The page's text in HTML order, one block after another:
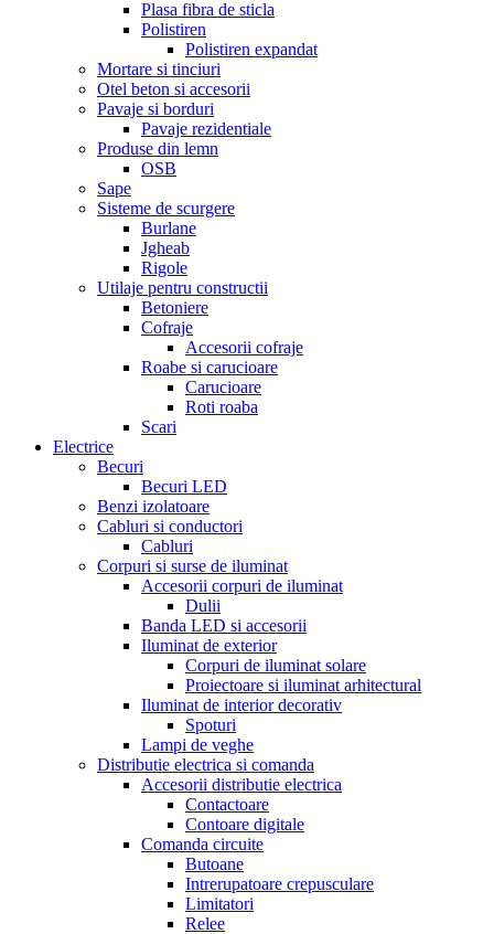
Plasa fibra de sticla
Polistiren
Polistiren expandat
Mortare si tinciuri
Otel beton si accesorii
Pavaje si borduri
Pavaje rezidentiale
Produse din lemn
OSB
Sape
Sisteme de scurgere
Burlane
Jgheab
Rigole
Utilaje pentru constructii
Betoniere
Cofraje
Accesorii cofraje
Roabe si carucioare
Carucioare
Roti roaba
Scari
Electrice
Becuri
Becuri LED
Benzi izolatoare
Cabluri si conductori
Cabluri
Corpuri si surse de iluminat
Accesorii corpuri de iluminat
Dulii
Banda LED si accesorii
Iluminat de exterior
Corpuri de iluminat solare
Proiectoare si iluminat arhitectural
Iluminat de interior decorativ
Spoturi
Lampi de veghe
Distributie electrica si comanda
Accesorii distributie electrica
Contactoare
Contoare digitale
Comanda circuite
Butoane
Intrerupatoare crepusculare
Limitatori
Relee